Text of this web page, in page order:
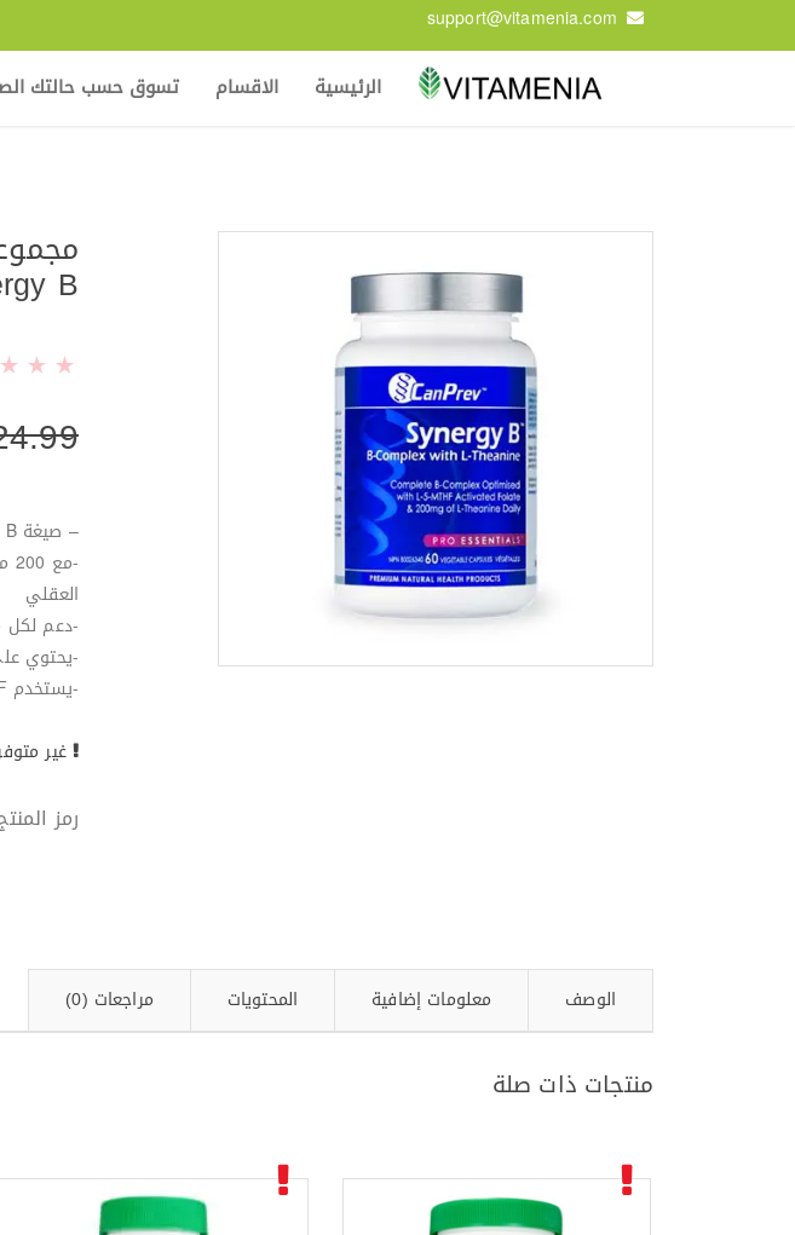
support@vitamenia.com
الرئيسية الاقسام تسوق حسب حالتك
B
– صيغة B المعقدة الكاملة في الأشكال المفضلة
العقلي
-دعم لكل
-يحتوي
-يستخدم L-5-MTHF ، الشكل الطبيعي الأكثر نشاطًا لحمض الفوليك
غير
رمز
الوصف معلومات إضافية المحتويات مراجعات (0)
منتجات ذات صلة